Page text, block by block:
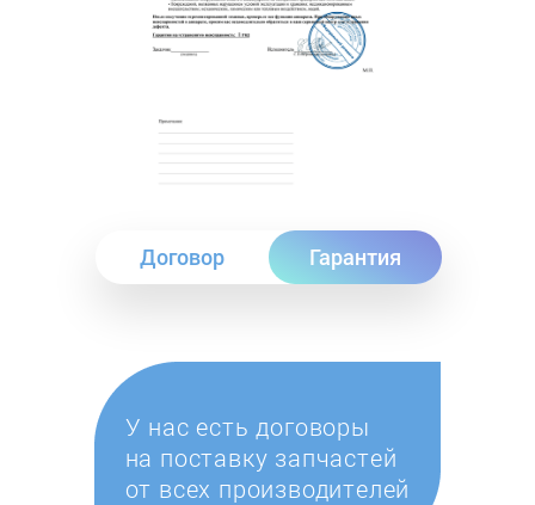
Договор Гарантия
У нас есть договоры
на поставку запчастей
от всех производителей